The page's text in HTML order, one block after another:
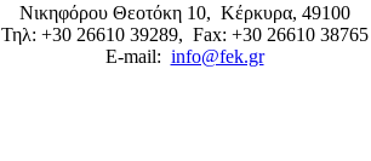
Νικηφόρου Θεοτόκη 10, Κέρκυρα, 49100
Τηλ: +30 26610 39289, Fax: +30 26610 38765
E-mail: info@fek.gr